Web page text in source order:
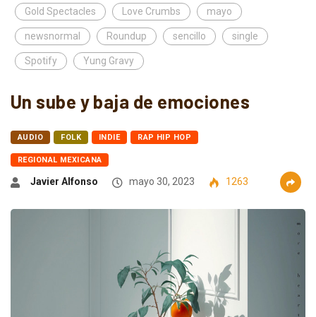
Gold Spectacles Love Crumbs mayo
newsnormal Roundup sencillo single
Spotify Yung Gravy
Un sube y baja de emociones
AUDIO FOLK INDIE RAP HIP HOP
REGIONAL MEXICANA
Javier Alfonso mayo 30, 2023 1263